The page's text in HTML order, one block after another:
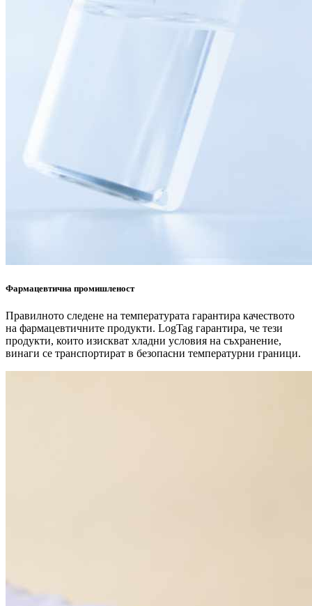
Фармацевтична промишленост
Правилното следене на температурата гарантира качеството
на фармацевтичните продукти. LogTag гарантира, че тези
продукти, които изискват хладни условия на съхранение,
винаги се транспортират в безопасни температурни граници.